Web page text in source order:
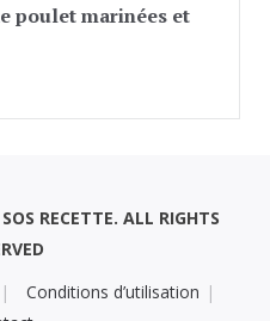
poulet marinées et
RECETTE. ALL RIGHTS
Conditions d’utilisation